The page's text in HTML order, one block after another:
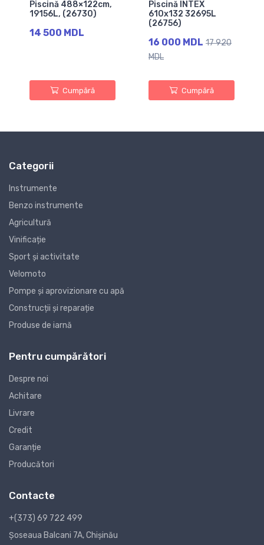
Piscină 488×122cm,
19156L, (26730)
14 500 MDL
Cumpără
Piscină INTEX
610x132 32695L
(26756)
16 000 MDL 17 920
MDL
Cumpără
Categorii
Instrumente
Benzo instrumente
Agricultură
Vinificație
Sport și activitate
Velomoto
Pompe și aprovizionare cu apă
Construcții și reparație
Produse de iarnă
Pentru cumpărători
Despre noi
Achitare
Livrare
Credit
Garanție
Producători
Contacte
+(373) 69 722 499
Șoseaua Balcani 7A, Chișinău